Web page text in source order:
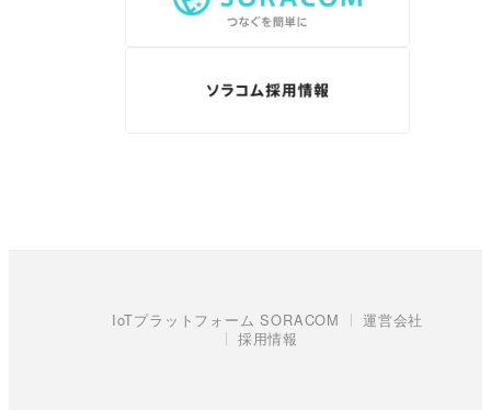
IoTプラットフォーム SORACOM
運営会社
採用情報